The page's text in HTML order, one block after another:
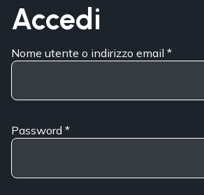
Accedi
Nome utente o indirizzo email*
Password*